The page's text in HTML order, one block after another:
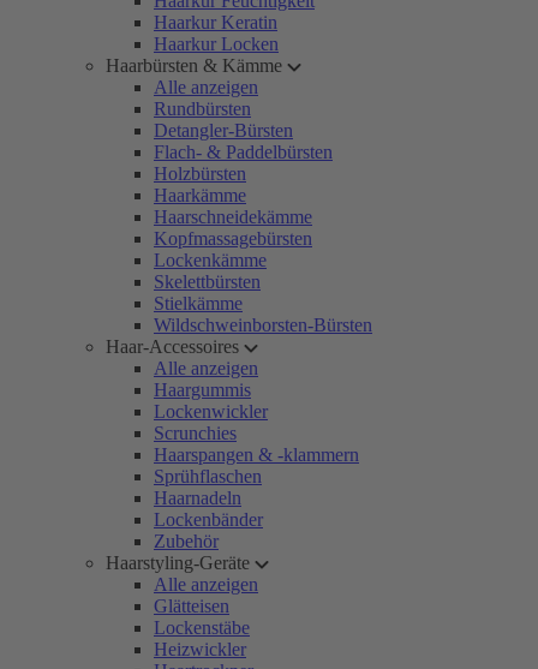
Haarkur Keratin
Haarkur Locken
Haarbürsten & Kämme
Alle anzeigen
Rundbürsten
Detangler-Bürsten
Flach- & Paddelbürsten
Holzbürsten
Haarkämme
Haarschneidekämme
Kopfmassagebürsten
Lockenkämme
Skelettbürsten
Stielkämme
Wildschweinborsten-Bürsten
Haar-Accessoires
Alle anzeigen
Haargummis
Lockenwickler
Scrunchies
Haarspangen & -klammern
Sprühflaschen
Haarnadeln
Lockenbänder
Zubehör
Haarstyling-Geräte
Alle anzeigen
Glätteisen
Lockenstäbe
Heizwickler